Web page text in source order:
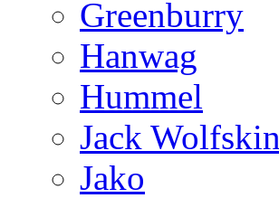
Greenburry
Hanwag
Hummel
Jack Wolfskin
Jako